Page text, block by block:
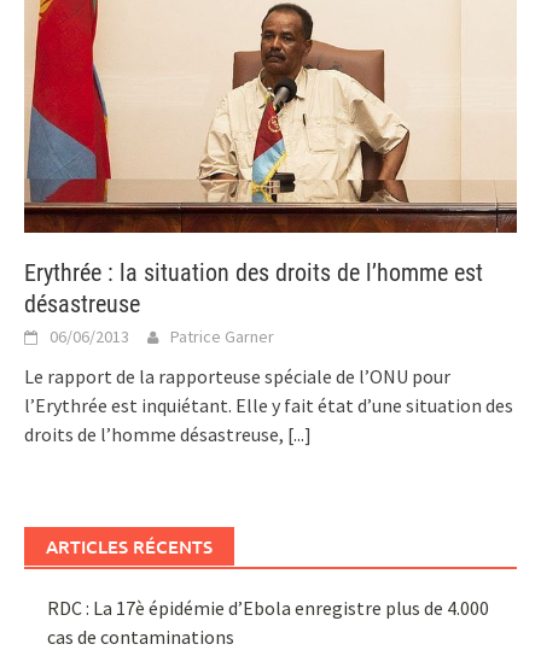
Erythrée : la situation des droits de l’homme est
désastreuse
06/06/2013 Patrice Garner
Le rapport de la rapporteuse spéciale de l’ONU pour
l’Erythrée est inquiétant. Elle y fait état d’une situation des
droits de l’homme désastreuse, [...]
ARTICLES RÉCENTS
RDC : La 17è épidémie d’Ebola enregistre plus de 4.000
cas de contaminations